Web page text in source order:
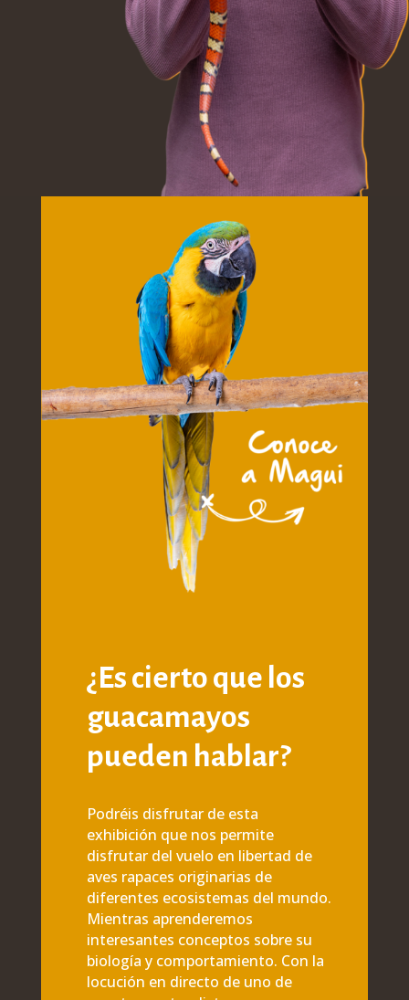
¿Es cierto que los
guacamayos
pueden hablar?
Podréis disfrutar de esta
exhibición que nos permite
disfrutar del vuelo en libertad de
aves rapaces originarias de
diferentes ecosistemas del mundo.
Mientras aprenderemos
interesantes conceptos sobre su
biología y comportamiento. Con la
locución en directo de uno de